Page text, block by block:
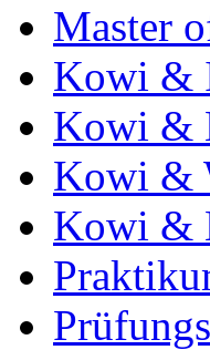
Master
Kowi &
Kowi &
Kowi &
Kowi &